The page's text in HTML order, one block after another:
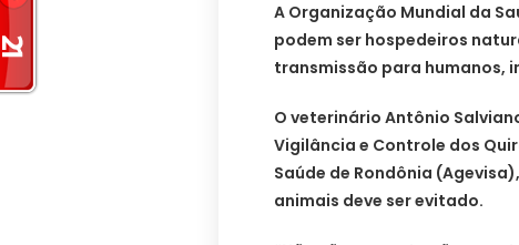
A Organização Mundial da
podem ser hospedeiros
transmissão para humanos,
O veterinário Antônio
Vigilância e Controle dos
Saúde de Rondônia
animais deve ser evitado.